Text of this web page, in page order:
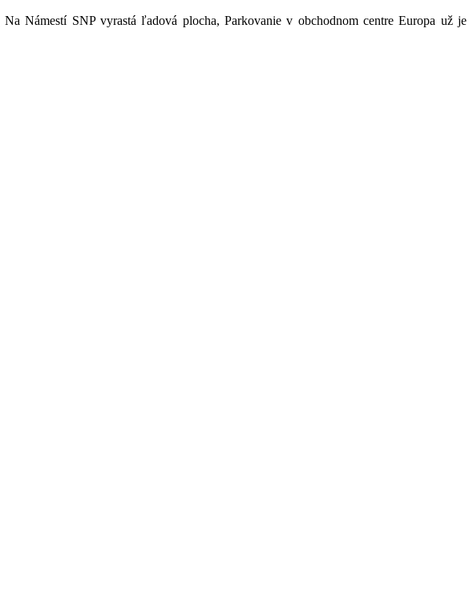
Námestí SNP vyrastá ľadová plocha, Parkovanie v obchodnom centre Europa už je